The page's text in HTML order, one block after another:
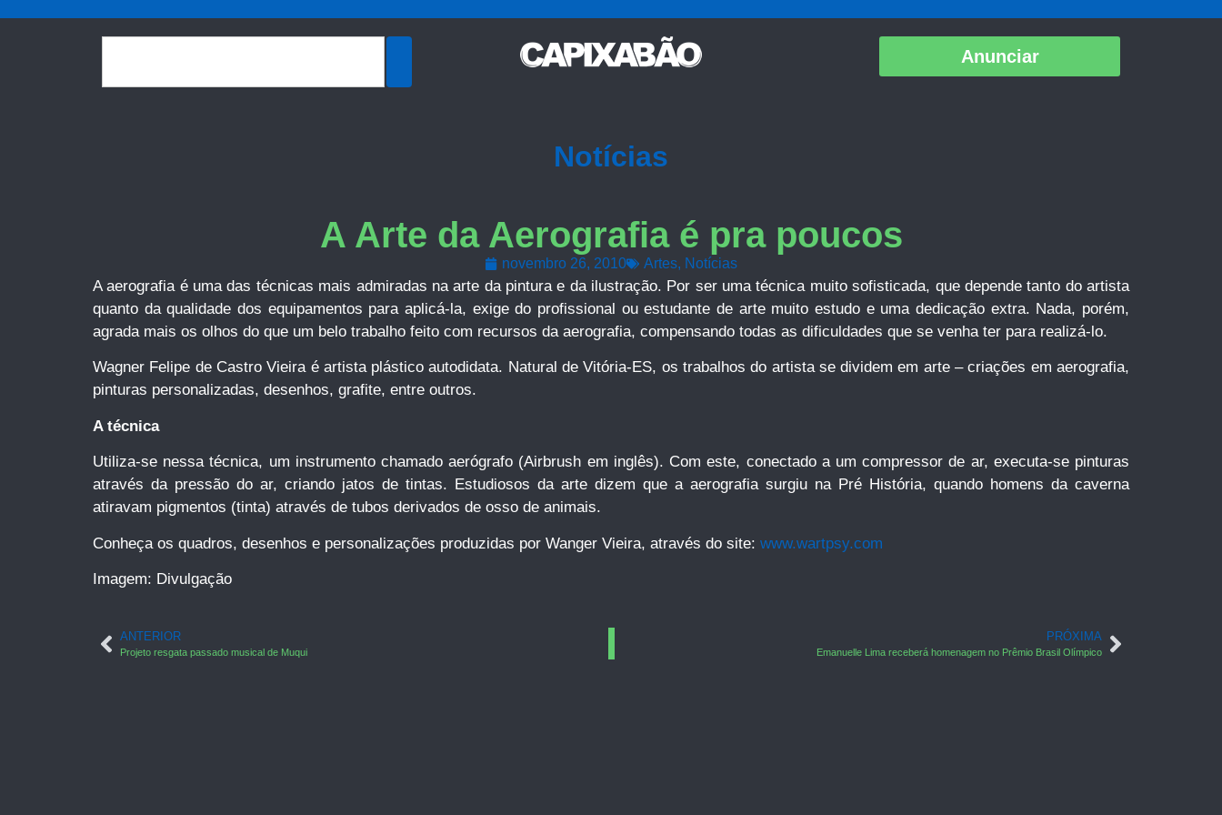
Anunciar
Notícias
A Arte da Aerografia é pra poucos
novembro 26, 2010 Artes, Notícias
A aerografia é uma das técnicas mais admiradas na arte da pintura e da ilustração. Por ser uma técnica muito sofisticada, que depende tanto do artista
quanto da qualidade dos equipamentos para aplicá-la, exige do profissional ou estudante de arte muito estudo e uma dedicação extra. Nada, porém,
agrada mais os olhos do que um belo trabalho feito com recursos da aerografia, compensando todas as dificuldades que se venha ter para realizá-lo.
Wagner Felipe de Castro Vieira é artista plástico autodidata. Natural de Vitória-ES, os trabalhos do artista se dividem em arte – criações em aerografia,
pinturas personalizadas, desenhos, grafite, entre outros.
A técnica
Utiliza-se nessa técnica, um instrumento chamado aerógrafo (Airbrush em inglês). Com este, conectado a um compressor de ar, executa-se pinturas
através da pressão do ar, criando jatos de tintas. Estudiosos da arte dizem que a aerografia surgiu na Pré História, quando homens da caverna
atiravam pigmentos (tinta) através de tubos derivados de osso de animais.
Conheça os quadros, desenhos e personalizações produzidas por Wanger Vieira, através do site: www.wartpsy.com
Imagem: Divulgação
ANTERIOR
Projeto resgata passado musical de Muqui
PRÓXIMA
Emanuelle Lima receberá homenagem no Prêmio Brasil Olímpico